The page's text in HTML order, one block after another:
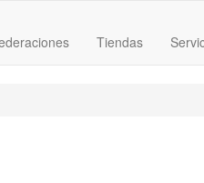
Tiendas